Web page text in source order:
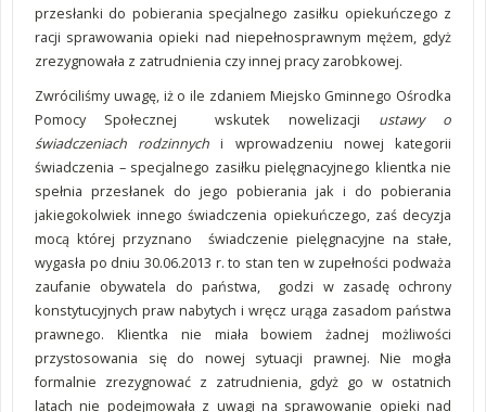
przesłanki do pobierania specjalnego zasiłku opiekuńczego z
racji sprawowania opieki nad niepełnosprawnym mężem, gdyż
zrezygnowała z zatrudnienia czy innej pracy zarobkowej.
Zwróciliśmy uwagę, iż o ile zdaniem Miejsko Gminnego Ośrodka
Pomocy Społecznej wskutek nowelizacji ustawy o
świadczeniach rodzinnychi wprowadzeniu nowej kategorii
świadczenia – specjalnego zasiłku pielęgnacyjnego klientka nie
spełnia przesłanek do jego pobierania jak i do pobierania
jakiegokolwiek innego świadczenia opiekuńczego, zaś decyzja
mocą której przyznano świadczenie pielęgnacyjne na stałe,
wygasła po dniu 30.06.2013 r. to stan ten w zupełności podważa
zaufanie obywatela do państwa, godzi w zasadę ochrony
konstytucyjnych praw nabytych i wręcz urąga zasadom państwa
prawnego. Klientka nie miała bowiem żadnej możliwości
przystosowania się do nowej sytuacji prawnej. Nie mogła
formalnie zrezygnować z zatrudnienia, gdyż go w ostatnich
latach nie podejmowała z uwagi na sprawowanie opieki nad